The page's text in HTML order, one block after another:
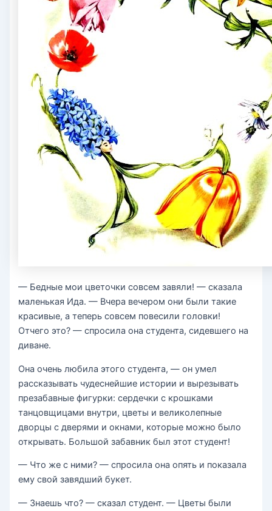
— Бедные мои цветочки совсем завяли! — сказала
маленькая Ида. — Вчера вечером они были такие
красивые, а теперь совсем повесили головки!
Отчего это? — спросила она студента, сидевшего на
диване.
Она очень любила этого студента, — он умел
рассказывать чудеснейшие истории и вырезывать
презабавные фигурки: сердечки с крошками
танцовщицами внутри, цветы и великолепные
дворцы с дверями и окнами, которые можно было
открывать. Большой забавник был этот студент!
— Что же с ними? — спросила она опять и показала
ему свой завядший букет.
— Знаешь что? — сказал студент. — Цветы были